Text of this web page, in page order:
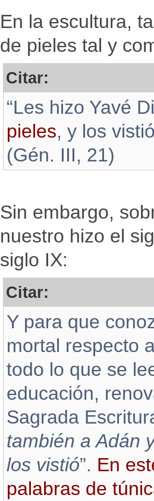
En la escultura,
de pieles tal y
Citar:
“Les hizo Yavé
pieles, y los
(Gén. III, 21)
Sin embargo,
nuestro hizo el
siglo IX:
Citar:
Y para que
mortal respecto
todo lo que se
educación,
Sagrada
también a Adán
los vistió”. En
palabras de